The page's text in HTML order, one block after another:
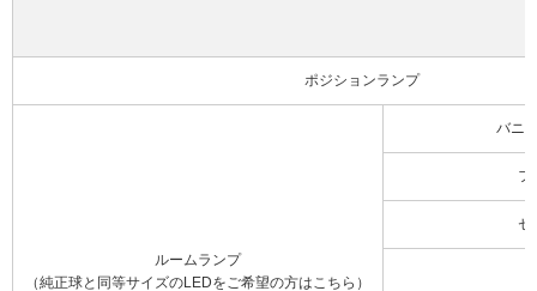
ポジションランプ
ルームランプ
（純正球と同等サイズのLEDをご希望の方はこちら）
バニ
フ
セ